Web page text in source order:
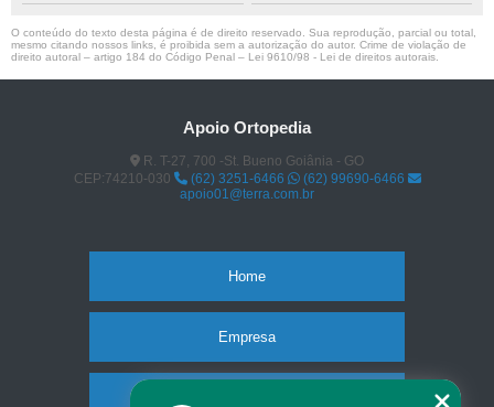
O conteúdo do texto desta página é de direito reservado. Sua reprodução, parcial ou total,
mesmo citando nossos links, é proibida sem a autorização do autor. Crime de violação de
direito autoral – artigo 184 do Código Penal – Lei 9610/98 - Lei de direitos autorais
Apoio Ortopedia
R. T-27, 700 -St. Bueno Goiânia - GO
CEP:74210-030
(62) 3251-6466
(62) 99690-6466
apoio01@terra.com.br
Home
Empresa